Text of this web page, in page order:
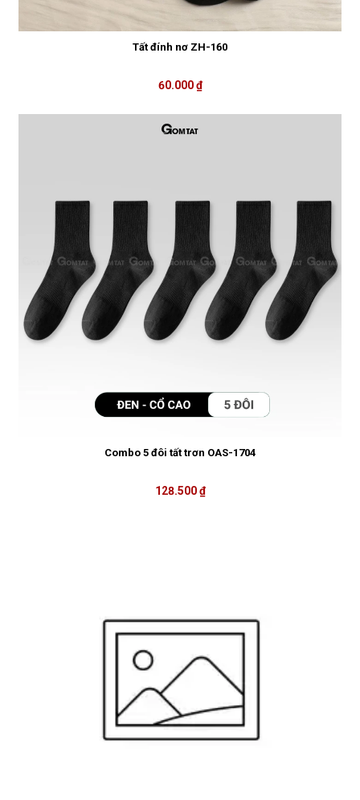
Tất đính nơ ZH-160
60.000 ₫
Combo 5 đôi tất trơn OAS-1704
128.500 ₫